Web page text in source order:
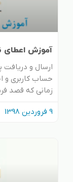
آموزش اعطای
ارسال و
حساب کاربری و
زمانی که قصد
9 فروردین 1398